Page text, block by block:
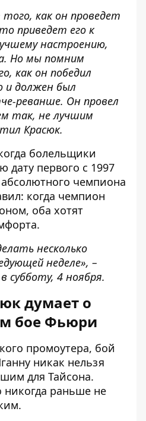
как он проведет
приведет его к
настроению,
Но мы помним
как он победил
и должен был
реванше. Он провел
так, не лучшим
Красюк.
болельщики
дату первого с 1997
чемпиона
когда чемпион
оба хотят
несколько
неделе», –
субботу, 4 ноября.
думает о
бое Фьюри
промоутера, бой
никак нельзя
для Тайсона.
никогда раньше не